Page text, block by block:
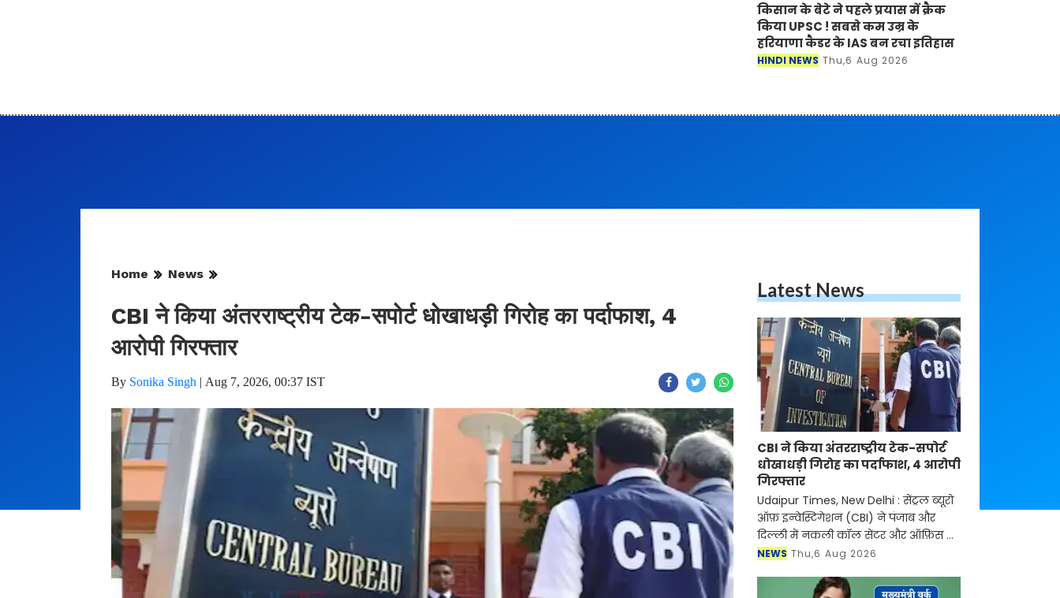
किसान के बेटे ने पहले प्रयास में क्रैक
किया UPSC ! सबसे कम उम्र के
हरियाणा कैडर के IAS बन रचा इतिहास
HINDI NEWS Thu,6 Aug 2026
Home News
CBI ने किया अंतरराष्ट्रीय टेक-सपोर्ट धोखाधड़ी गिरोह का पर्दाफाश, 4
आरोपी गिरफ्तार
By Sonika Singh | Aug 7, 2026, 00:37 IST
Latest News
CBI ने किया अंतरराष्ट्रीय टेक-सपोर्ट
धोखाधड़ी गिरोह का पर्दाफाश, 4 आरोपी
गिरफ्तार
Udaipur Times, New Delhi : सेंट्रल ब्यूरो
ऑफ़ इन्वेस्टिगेशन (CBI) ने पंजाब और
दिल्ली में नकली कॉल सेंटर और ऑफ़िस के
ज़रिए चल रहे एक बड़े इंटरनेशनल टेक-
NEWS Thu,6 Aug 2026